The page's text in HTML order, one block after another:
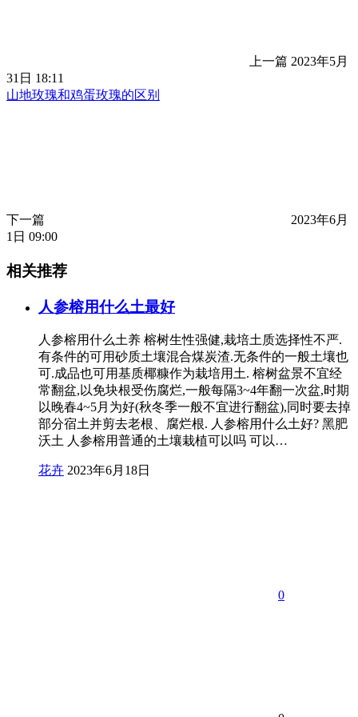
上一篇 2023年5月
31日 18:11
山地玫瑰和鸡蛋玫瑰的区别
下一篇
2023年6月
1日 09:00
相关推荐
人参榕用什么土最好
人参榕用什么土养 榕树生性强健,栽培土质选择性不严.
有条件的可用砂质土壤混合煤炭渣.无条件的一般土壤也
可.成品也可用基质椰糠作为栽培用土. 榕树盆景不宜经
常翻盆,以免块根受伤腐烂,一般每隔3~4年翻一次盆,时期
以晚春4~5月为好(秋冬季一般不宜进行翻盆),同时要去掉
部分宿土并剪去老根、腐烂根. 人参榕用什么土好? 黑肥
沃土 人参榕用普通的土壤栽植可以吗 可以…
花卉 2023年6月18日
0